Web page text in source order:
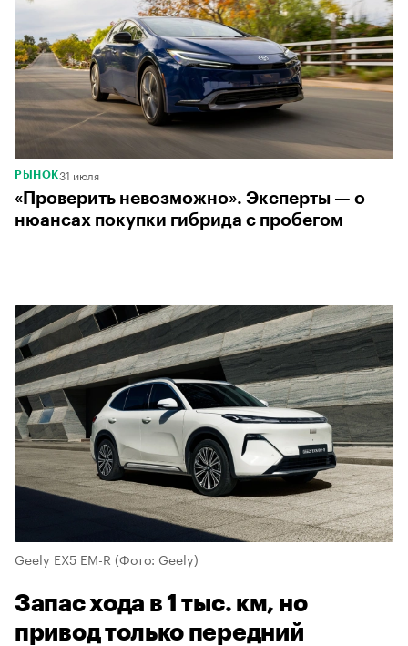
РЫНОК31 июля
«Проверить невозможно». Эксперты — о
нюансах покупки гибрида с пробегом
Geely EX5 EM-R (Фото: Geely)
Запас хода в 1 тыс. км, но
привод только передний